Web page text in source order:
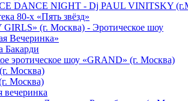
DANCE NIGHT - Dj PAUL VINITSKY
80-х «Пять звёзд»
GIRLS» (г. Москва) - Эротическое шоу
Вечеринка»
Бакарди
эротическое шоу «GRAND» (г. Москва)
Москва)
Москва)
вечеринка